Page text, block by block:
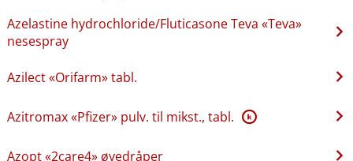
Azelastine hydrochloride​/​Fluticasone Teva «Teva»
nesespray
Azilect «Orifarm» tabl.
Azitromax «Pfizer» pulv. til mikst., tabl. K
Azopt «2care4» øyedråper